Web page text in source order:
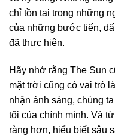
chỉ tồn tại trong những
của những bước tiến,
đã thực hiện.
Hãy nhớ rằng The Sun
mặt trời cũng có vai trò
nhận ánh sáng, chúng
tối của chính mình. Và
ràng hơn, hiểu biết sâu